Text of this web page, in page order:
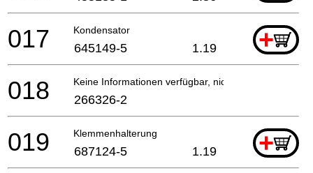
Kondensator +
017 645149-5 1.19
Keine Informationen verfügbar, nicht bestellbar
018 266326-2
Klemmenhalterung +
019 687124-5 1.19